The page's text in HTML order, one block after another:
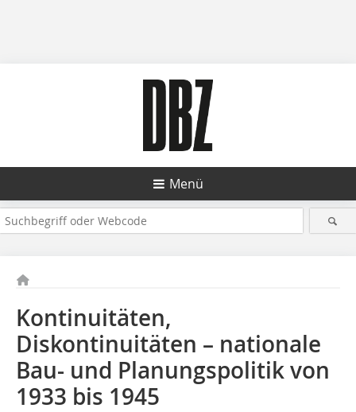
Menü
Kontinuitäten,
Diskontinuitäten – nationale
Bau- und Planungspolitik von
1933 bis 1945